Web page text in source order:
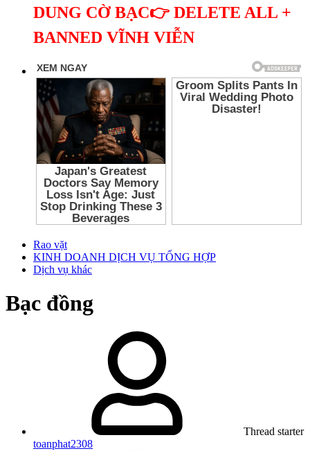
DUNG CỜ BẠC👉 DELETE ALL +
BANNED VĨNH VIỄN
Rao vặt
KINH DOANH DỊCH VỤ TỔNG HỢP
Dịch vụ khác
Bạc đồng
Thread starter
toanphat2308